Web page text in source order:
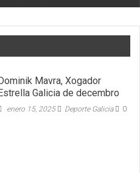
Mavra, Xogador
Galicia de decembro
enero 15, 2025 Deporte Galicia 0